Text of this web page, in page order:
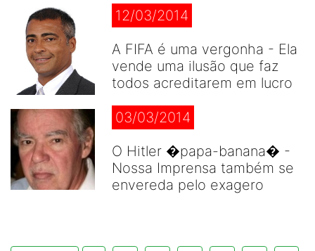
12/03/2014
A FIFA é uma vergonha - Ela
vende uma ilusão que faz
todos acreditarem em lucro
03/03/2014
O Hitler �papa-banana� -
Nossa Imprensa também se
envereda pelo exagero